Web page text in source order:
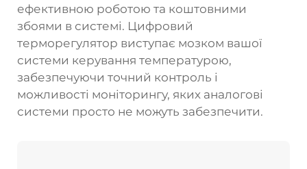
ефективною роботою та коштовними
збоями в системі. Цифровий
терморегулятор виступає мозком вашої
системи керування температурою,
забезпечуючи точний контроль і
можливості моніторингу, яких аналогові
системи просто не можуть забезпечити.